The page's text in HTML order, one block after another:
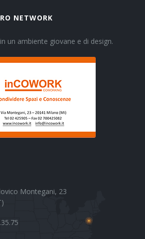
NETWORK
un ambiente giovane e di design.
Montegani, 23